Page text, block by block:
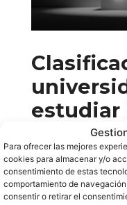
Para ofrecer las mejores
cookies para almacenar y/o
consentimiento de estas
comportamiento de
consentir o retirar el
estudiar
en
Hacer una
siempre una